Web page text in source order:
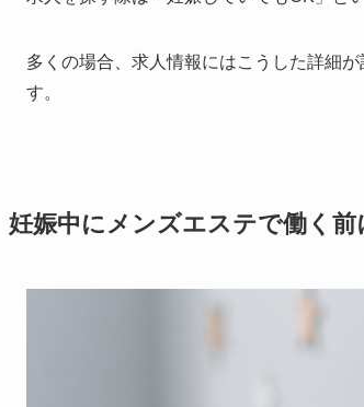
多くの場合、求人情報にはこうした詳細が
す。
妊娠中にメンズエステで働く